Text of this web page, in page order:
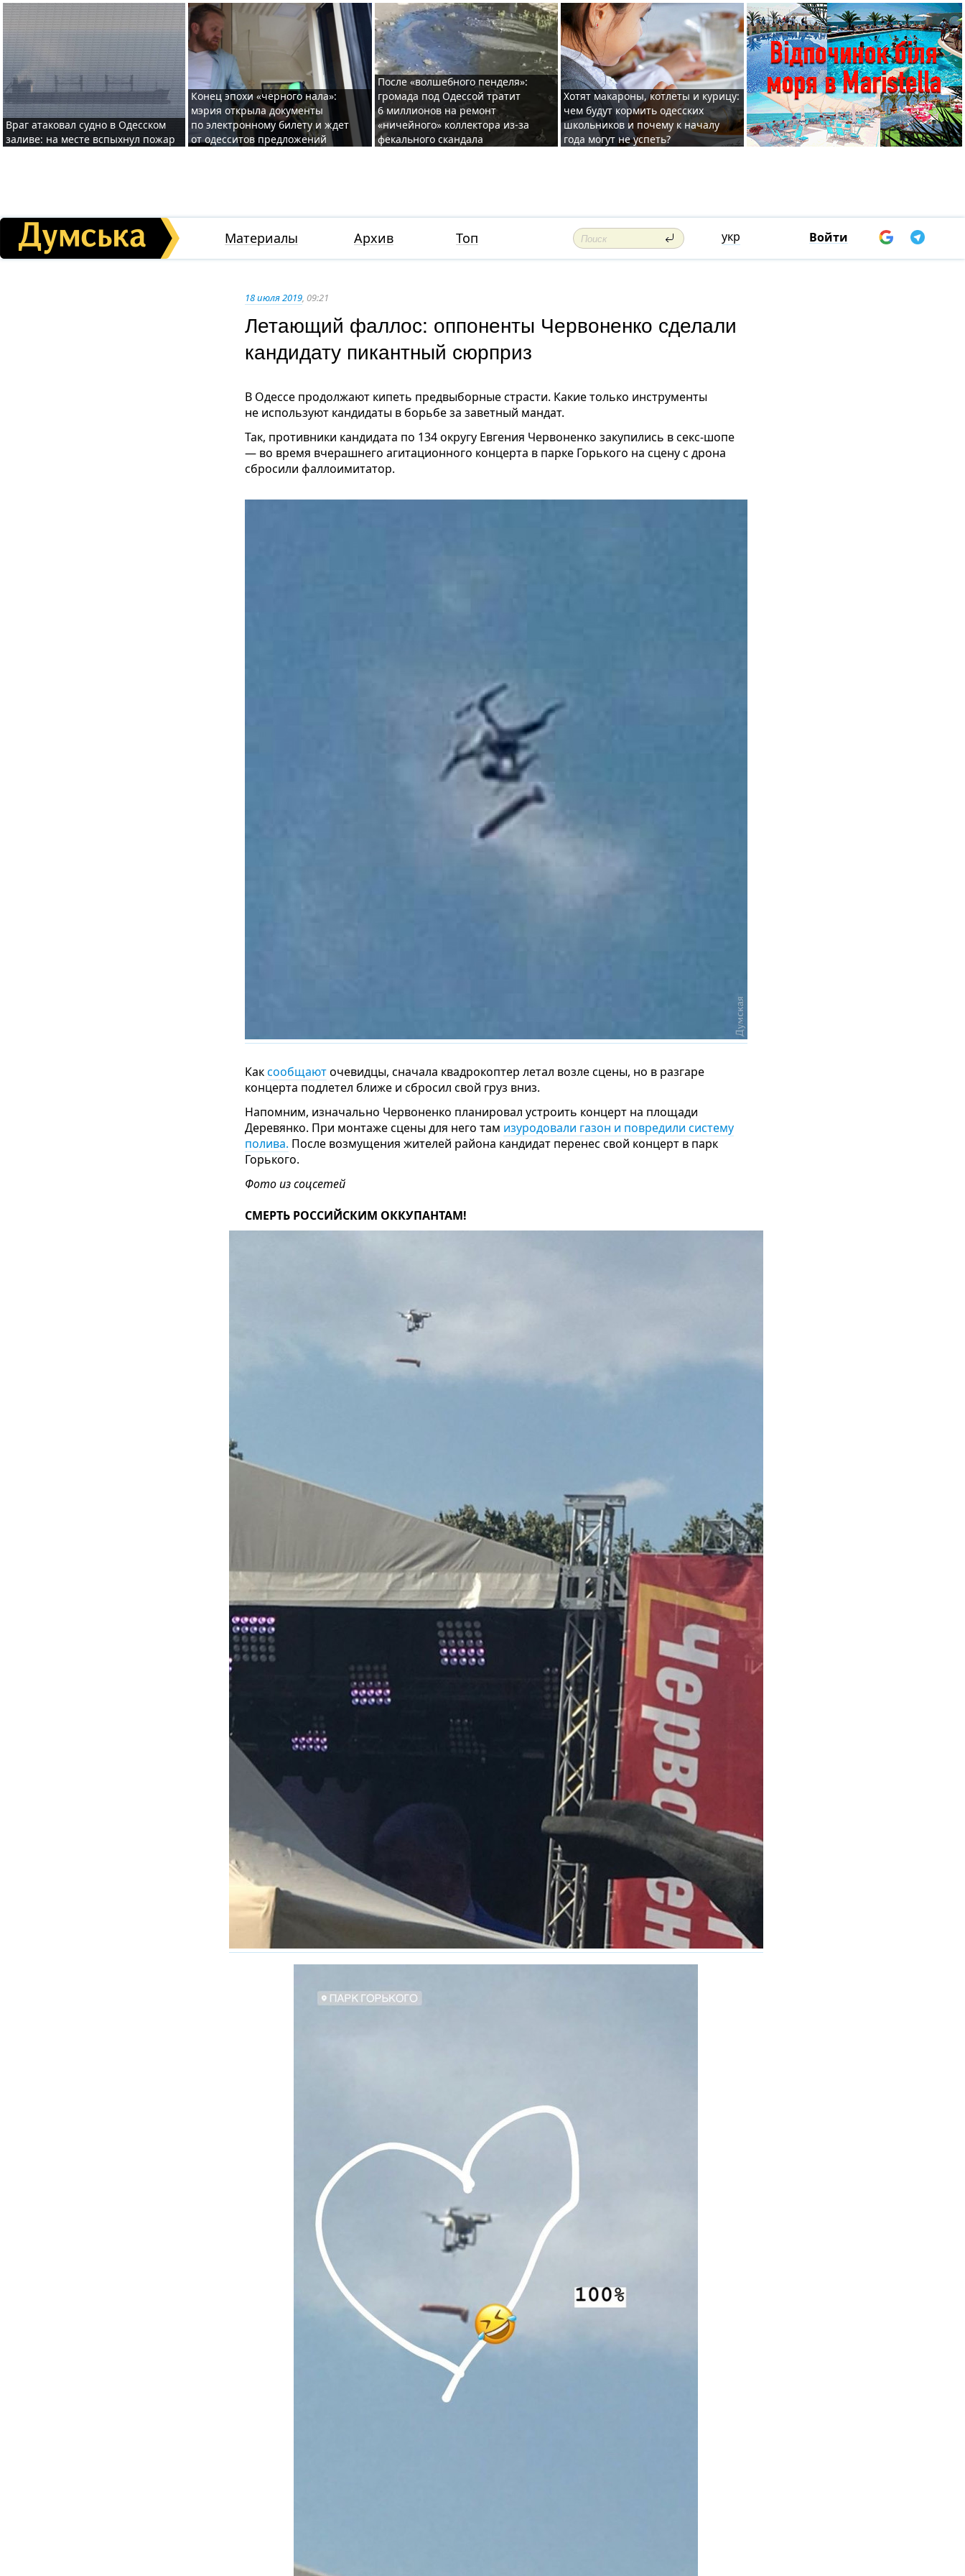
Враг атаковал судно в Одесском
заливе: на месте вспыхнул пожар
Конец эпохи «черного нала»:
мэрия открыла документы
по электронному билету и ждет
от одесситов предложений
После «волшебного пенделя»:
громада под Одессой тратит
6 миллионов на ремонт
«ничейного» коллектора из-за
фекального скандала
Хотят макароны, котлеты и курицу:
чем будут кормить одесских
школьников и почему к началу
года могут не успеть?
Материалы Архив Топ укр Войти
18 июля 2019, 09:21
Летающий фаллос: оппоненты Червоненко сделали
кандидату пикантный сюрприз
В Одессе продолжают кипеть предвыборные страсти. Какие только инструменты
не используют кандидаты в борьбе за заветный мандат.
Так, противники кандидата по 134 округу Евгения Червоненко закупились в секс-шопе
— во время вчерашнего агитационного концерта в парке Горького на сцену с дрона
сбросили фаллоимитатор.
Каксообщаюточевидцы, сначала квадрокоптер летал возле сцены, но в разгаре
концерта подлетел ближе и сбросил свой груз вниз.
Напомним, изначально Червоненко планировал устроить концерт на площади
Деревянко. При монтаже сцены для него там изуродовали газон и повредили систему
полива. После возмущения жителей района кандидат перенес свой концерт в парк
Горького.
Фото из соцсетей
СМЕРТЬ РОССИЙСКИМ ОККУПАНТАМ!